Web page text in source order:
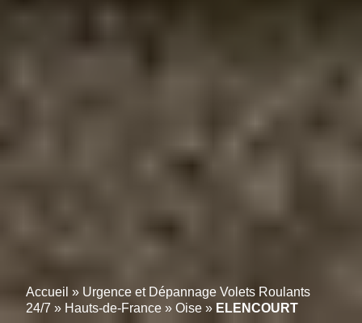
Accueil » Urgence et Dépannage Volets Roulants
24/7 » Hauts-de-France » Oise » ELENCOURT